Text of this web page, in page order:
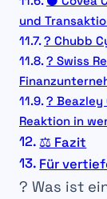
und
? Chubb
? Swiss
? Beazley
Reaktion in
⚖️ Fazit
Für
? Was ist